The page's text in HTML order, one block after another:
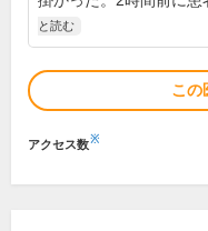
と読む
この
アクセス数※